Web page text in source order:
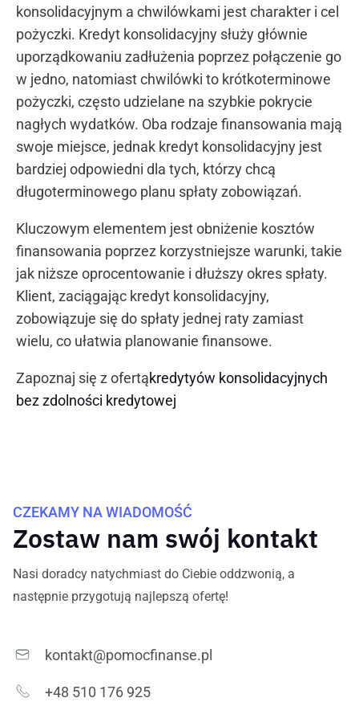
konsolidacyjnym a chwilówkami jest charakter i cel
pożyczki. Kredyt konsolidacyjny służy głównie
uporządkowaniu zadłużenia poprzez połączenie go
w jedno, natomiast chwilówki to krótkoterminowe
pożyczki, często udzielane na szybkie pokrycie
nagłych wydatków. Oba rodzaje finansowania mają
swoje miejsce, jednak kredyt konsolidacyjny jest
bardziej odpowiedni dla tych, którzy chcą
długoterminowego planu spłaty zobowiązań.
Kluczowym elementem jest obniżenie kosztów
finansowania poprzez korzystniejsze warunki, takie
jak niższe oprocentowanie i dłuższy okres spłaty.
Klient, zaciągając kredyt konsolidacyjny,
zobowiązuje się do spłaty jednej raty zamiast
wielu, co ułatwia planowanie finansowe.
Zapoznaj się z ofertąkredytyów konsolidacyjnych
bez zdolności kredytowej
CZEKAMY NA WIADOMOŚĆ
Zostaw nam swój kontakt
Nasi doradcy natychmiast do Ciebie oddzwonią, a
następnie przygotują najlepszą ofertę!
kontakt@pomocfinanse.pl
+48 510 176 925